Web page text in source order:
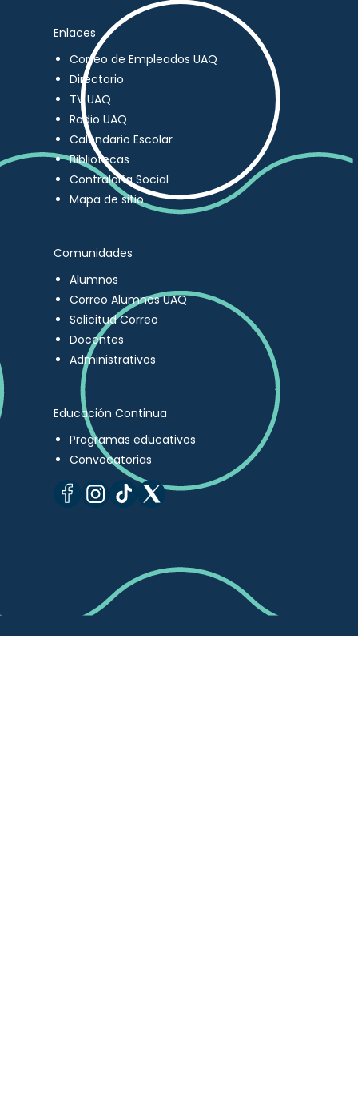
Enlaces
Correo de Empleados UAQ
Directorio
TV UAQ
Radio UAQ
Calendario Escolar
Bibliotecas
Contraloría Social
Mapa de sitio
Comunidades
Alumnos
Correo Alumnos UAQ
Solicitud Correo
Docentes
Administrativos
Educación Continua
Programas educativos
Convocatorias